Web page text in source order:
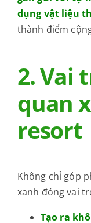
dụng vật liệu
thành điểm
2. Vai
quan
resort
Không chỉ góp
xanh đóng vai
Tạo ra